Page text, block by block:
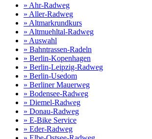
» Ahr-Radweg
» Aller-Radweg
» Altmarkrundkurs
» Altmuehltal-Radweg
» Auswahl
» Bahntrassen-Radeln
» Berlin-Kopenhagen
» Berlin-Leipzig-Radweg
» Berlin-Usedom
» Berliner Mauerweg
» Bodensee-Radweg
» Diemel-Radweg
» Donau-Radweg
» E-Bike Service
» Eder-Radweg